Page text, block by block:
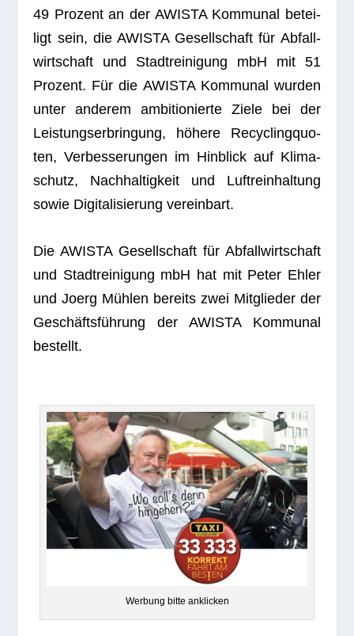
49 Pro­zent an der AWISTA Kom­mu­nal betei­
ligt sein, die AWISTA Gesell­schaft für Abfall­
wirt­schaft und Stadt­rei­ni­gung mbH mit 51
Pro­zent. Für die AWISTA Kom­mu­nal wur­den
unter ande­rem ambi­tio­nierte Ziele bei der
Leis­tungs­er­brin­gung, höhere Recy­cling­quo­
ten, Ver­bes­se­run­gen im Hin­blick auf Kli­ma­
schutz, Nach­hal­tig­keit und Luft­rein­hal­tung
sowie Digi­ta­li­sie­rung vereinbart.
Die AWISTA Gesell­schaft für Abfall­wirt­schaft
und Stadt­rei­ni­gung mbH hat mit Peter Ehler
und Joerg Müh­len bereits zwei Mit­glie­der der
Geschäfts­füh­rung der AWISTA Kom­mu­nal
bestellt.
Wer­bung bitte anklicken